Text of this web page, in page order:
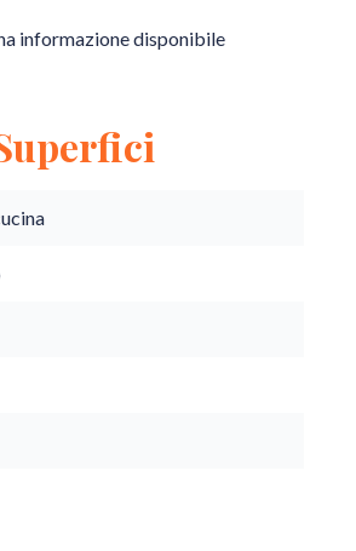
informazione disponibile